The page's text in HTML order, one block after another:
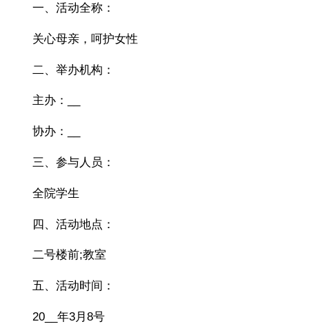
一、活动全称：
关心母亲，呵护女性
二、举办机构：
主办：__
协办：__
三、参与人员：
全院学生
四、活动地点：
二号楼前;教室
五、活动时间：
20__年3月8号